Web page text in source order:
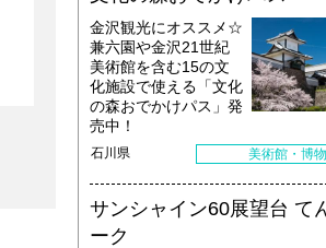
金沢観光にオススメ☆
兼六園や金沢21世紀
美術館を含む15の文
化施設で使える「文化
の森おでかけパス」発
売中！
石川県 美術館・博
サンシャイン60展望台 て
ーク